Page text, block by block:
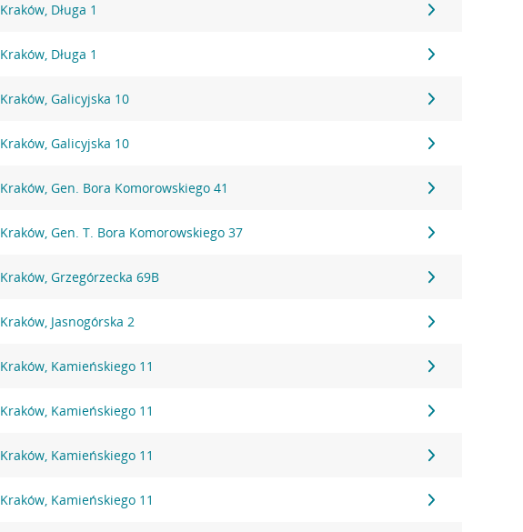
Kraków, Długa 1
Kraków, Długa 1
Kraków, Galicyjska 10
Kraków, Galicyjska 10
Kraków, Gen. Bora Komorowskiego 41
Kraków, Gen. T. Bora Komorowskiego 37
Kraków, Grzegórzecka 69B
Kraków, Jasnogórska 2
Kraków, Kamieńskiego 11
Kraków, Kamieńskiego 11
Kraków, Kamieńskiego 11
Kraków, Kamieńskiego 11